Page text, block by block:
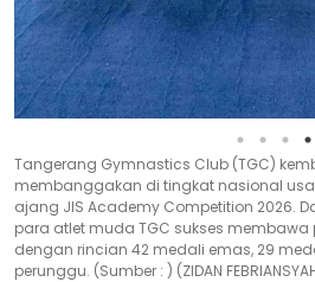
Tangerang Gymnastics Club (TGC)
membanggakan di tingkat nasional
ajang JIS Academy Competition 2026.
para atlet muda TGC sukses
dengan rincian 42 medali emas, 29
perunggu. (Sumber : ) (ZIDAN